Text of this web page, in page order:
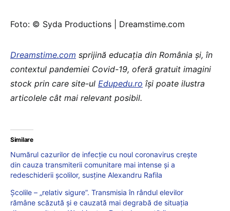
Foto: © Syda Productions | Dreamstime.com
Dreamstime.com sprijină educaţia din România şi, în
contextul pandemiei Covid-19, oferă gratuit imagini
stock prin care site-ul Edupedu.ro îşi poate ilustra
articolele cât mai relevant posibil.
Similare
Numărul cazurilor de infecţie cu noul coronavirus creşte
din cauza transmiterii comunitare mai intense și a
redeschiderii școlilor, susține Alexandru Rafila
Școlile – „relativ sigure”. Transmisia în rândul elevilor
rămâne scăzută și e cauzată mai degrabă de situația